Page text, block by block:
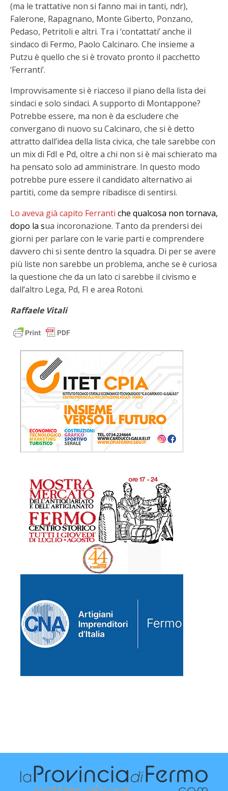
(ma le trattative non si fanno mai in tanti, ndr),
Falerone, Rapagnano, Monte Giberto, Ponzano,
Pedaso, Petritoli e altri. Tra i ‘contattati’ anche il
sindaco di Fermo, Paolo Calcinaro. Che insieme a
Putzu è quello che si è trovato pronto il pacchetto
‘Ferranti’.
Improvvisamente si è riacceso il piano della lista dei
sindaci e solo sindaci. A supporto di Montappone?
Potrebbe essere, ma non è da escludere che
convergano di nuovo su Calcinaro, che si è detto
attratto dall’idea della lista civica, che tale sarebbe con
un mix di FdI e Pd, oltre a chi non si è mai schierato ma
ha pensato solo ad amministrare. In questo modo
potrebbe pure essere il candidato alternativo ai
partiti, come da sempre ribadisce di sentirsi.
Lo aveva già capito Ferranti che qualcosa non tornava,
dopo la sua incoronazione. Tanto da prendersi dei
giorni per parlare con le varie parti e comprendere
davvero chi si sente dentro la squadra. Di per se avere
più liste non sarebbe un problema, anche se è curiosa
la questione che da un lato ci sarebbe il civismo e
dall’altro Lega, Pd, FI e area Rotoni.
Raffaele Vitali